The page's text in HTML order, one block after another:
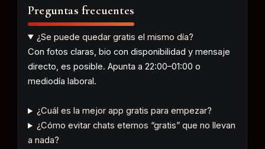
Preguntas frecuentes
¿Se puede quedar gratis el mismo día?
Con fotos claras, bio con disponibilidad y mensaje
directo, es posible. Apunta a 22:00–01:00 o
mediodía laboral.
¿Cuál es la mejor app gratis para empezar?
¿Cómo evitar chats eternos “gratis” que no llevan
a nada?